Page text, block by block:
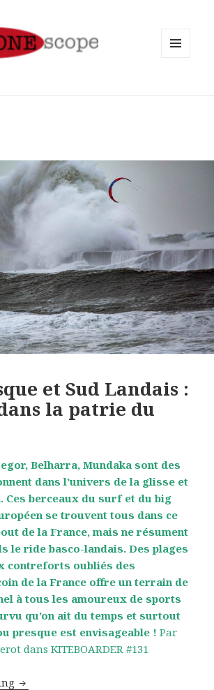
et Sud Landais :
la patrie du
Belharra, Mundaka sont des
dans l’univers de la glisse et
Ces berceaux du surf et du big
se trouvent tous dans ce
de la France, mais ne résument
le ride basco-landais. Des plages
contreforts oubliés des
de la France offre un terrain de
à tous les amoureux de sports
qu’on ait du temps et surtout
presque est envisageable ! Par
dans KITEBOARDER #131
Pays Basque et Sud Landais : Le Kite